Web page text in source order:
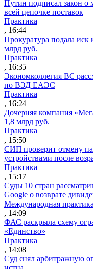
Путин подписал закон о
всей цепочке поставок
Практика
, 16:44
Прокуратура подала
млрд руб.
Практика
, 16:35
Экономколлегия ВС
по ВЭД ЕАЭС
Практика
, 16:24
Дочерняя компания
1,8 млрд руб.
Практика
, 15:50
СИП проверит отмену
устройствами после
Практика
, 15:17
Суды 10 стран
Google о возврате
Международная практика
, 14:09
ФАС раскрыла схему
«Единство»
Практика
, 14:08
Суд снял арбитражную